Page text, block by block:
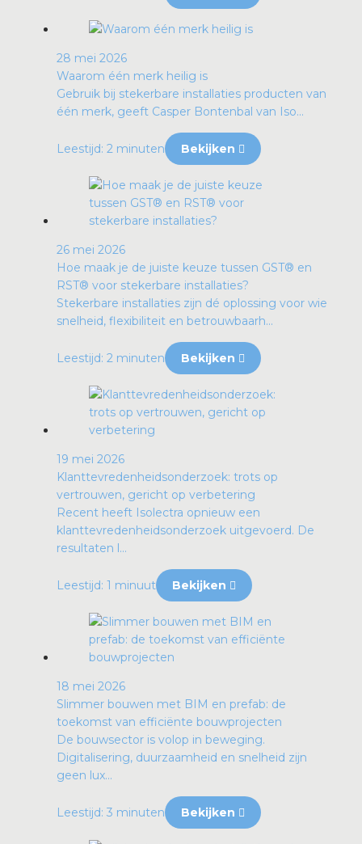
28 mei 2026
Waarom één merk heilig is
Gebruik bij stekerbare installaties producten van
één merk, geeft Casper Bontenbal van Iso...
Leestijd: 2 minuten Bekijken
26 mei 2026
Hoe maak je de juiste keuze tussen GST® en
RST® voor stekerbare installaties?
Stekerbare installaties zijn dé oplossing voor wie
snelheid, flexibiliteit en betrouwbaarh...
Leestijd: 2 minuten Bekijken
19 mei 2026
Klanttevredenheidsonderzoek: trots op
vertrouwen, gericht op verbetering
Recent heeft Isolectra opnieuw een
klanttevredenheidsonderzoek uitgevoerd. De
resultaten l...
Leestijd: 1 minuut Bekijken
18 mei 2026
Slimmer bouwen met BIM en prefab: de
toekomst van efficiënte bouwprojecten
De bouwsector is volop in beweging.
Digitalisering, duurzaamheid en snelheid zijn
geen lux...
Leestijd: 3 minuten Bekijken